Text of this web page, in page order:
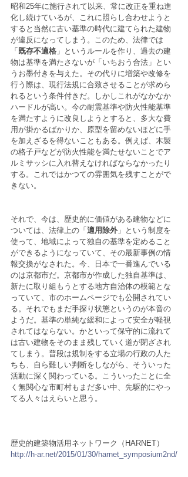
昭和25年に施行されて以来、常に改正を重ね進
化し続けているが、これに照らし合わせようと
すると当然に古い基準の時代に建てられた建物
が違反になってしまう。このため、法律では
「 既存不適格 」というルールを作り、過去の建
物は基準を満たさないが「いちおう合法」とい
うお墨付きを与えた。その代りに増築や改修を
行う際は、現行法規に合致させることが求めら
れるという条件付きだ。しかしこれがなかなか
ハードルが高い。今の耐震基準や防火性能基準
を満たすように改良しようとすると、多大な費
用が掛かるばかりか、原型を留めないほどに手
を加えざるを得ないこともある。例えば、木製
の格子戸などが防火性能を満たせないことでア
ルミサッシに入れ替えなければならなかったり
する。これではかつての雰囲気を残すことがで
きない。
それで、今は、歴史的に価値がある建物などに
ついては、法律上の「 適用除外 」という制度を
使って、地域によって独自の基準を定めること
ができるようになっていて、その最新事例の情
報交換がなされた。今、日本で一番進んでいる
のは京都市だ。京都市が作成した独自基準は、
新たに取り組もうとする地方自治体の模範とな
っていて、市のホームページでも公開されてい
る。それでもまだ手探り状態というのが本音の
ようだ。基準の単純な緩和によって安全が軽視
されてはならない。かといって保守的に流れて
は古い建物をそのまま残していく道が閉ざされ
てしまう。普段は規制をする立場の行政の人た
ちも、自ら難しい判断をしながら、そういった
活動に深く関わっている。こういったことに全
く無関心な市町村もまだ多い中、先駆的にやっ
てる人々はえらいと思う。
歴史的建築物活用ネットワーク（HARNET）
http://h-ar.net/2015/01/30/harnet_symposium2nd/